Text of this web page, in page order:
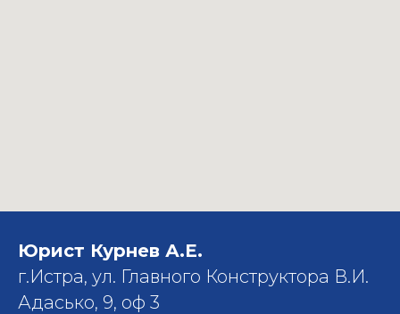
Юрист Курнев А.Е.
г.Истра, ул. Главного Конструктора В.И.
Адасько, 9, оф 3